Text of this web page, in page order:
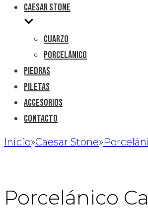
Caesar Stone
Cuarzo
Porcelánico
Piedras
Piletas
Accesorios
Contacto
Inicio»Caesar Stone»
Porcelánico